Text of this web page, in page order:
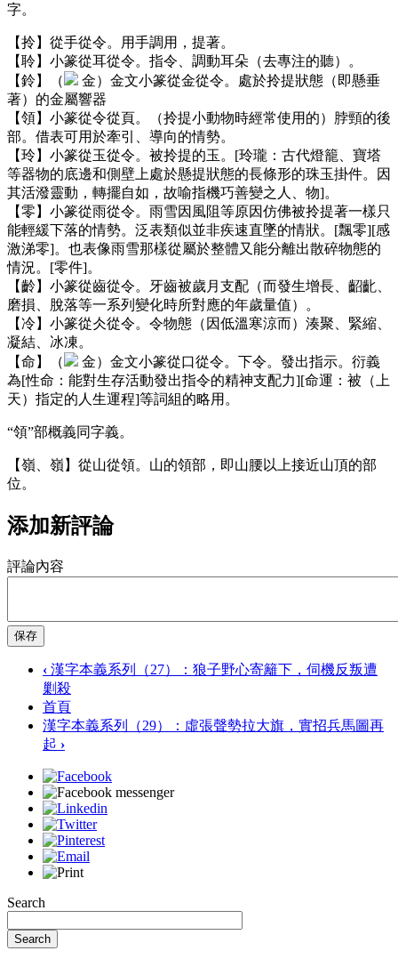
字。
【拎】從手從令。用手調用，提著。
【聆】小篆從耳從令。指令、調動耳朵（去專注的聽）。
【鈴】（
金）金文小篆從金從令。處於拎提狀態（即懸垂
著）的金屬響器
【領】小篆從令從頁。（拎提小動物時經常使用的）脖頸的後
部。借表可用於牽引、導向的情勢。
【玲】小篆從玉從令。被拎提的玉。[玲瓏：古代燈籠、寶塔
等器物的底邊和側壁上處於懸提狀態的長條形的珠玉掛件。因
其活潑靈動，轉擺自如，故喻指機巧善變之人、物]。
【零】小篆從雨從令。雨雪因風阻等原因仿佛被拎提著一樣只
能輕緩下落的情勢。泛表類似並非疾速直墜的情狀。[飄零][感
激涕零]。也表像雨雪那樣從屬於整體又能分離出散碎物態的
情況。[零件]。
【齡】小篆從齒從令。牙齒被歲月支配（而發生增長、齠齔、
磨損、脫落等一系列變化時所對應的年歲量值）。
【冷】小篆從仌從令。令物態（因低溫寒涼而）湊聚、緊縮、
凝結、冰凍。
【命】（
金）金文小篆從口從令。下令。發出指示。衍義
為[性命：能對生存活動發出指令的精神支配力][命運：被（上
天）指定的人生運程]等詞組的略用。
“領”部概義同字義。
【嶺、嶺】從山從領。山的領部，即山腰以上接近山頂的部
位。
添加新評論
評論內容
保存
‹ 漢字本義系列（27）：狼子野心寄籬下，伺機反叛遭
剿殺
首頁
漢字本義系列（29）：虛張聲勢拉大旗，實招兵馬圖再
起 ›
Search
Search